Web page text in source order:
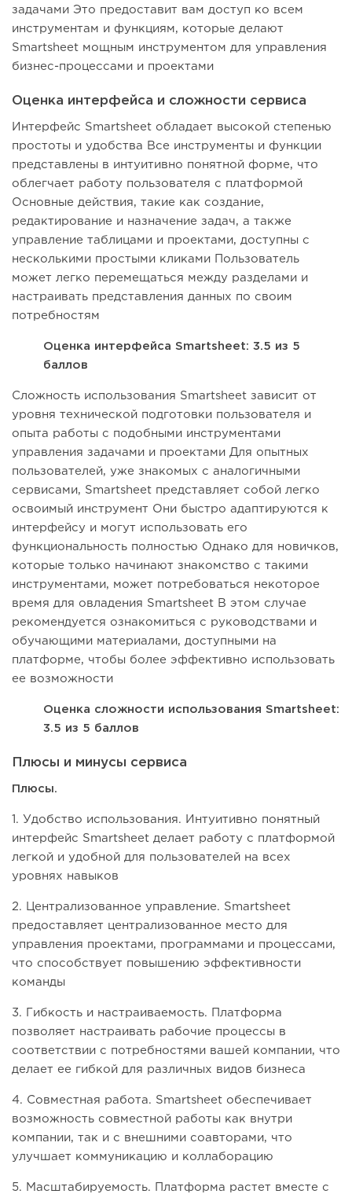
задачами Это предоставит вам доступ ко всем
инструментам и функциям, которые делают
Smartsheet мощным инструментом для управления
бизнес-процессами и проектами
Оценка интерфейса и сложности сервиса
Интерфейс Smartsheet обладает высокой степенью
простоты и удобства Все инструменты и функции
представлены в интуитивно понятной форме, что
облегчает работу пользователя с платформой
Основные действия, такие как создание,
редактирование и назначение задач, а также
управление таблицами и проектами, доступны с
несколькими простыми кликами Пользователь
может легко перемещаться между разделами и
настраивать представления данных по своим
потребностям
Оценка интерфейса Smartsheet: 3.5 из 5
баллов
Сложность использования Smartsheet зависит от
уровня технической подготовки пользователя и
опыта работы с подобными инструментами
управления задачами и проектами Для опытных
пользователей, уже знакомых с аналогичными
сервисами, Smartsheet представляет собой легко
освоимый инструмент Они быстро адаптируются к
интерфейсу и могут использовать его
функциональность полностью Однако для новичков,
которые только начинают знакомство с такими
инструментами, может потребоваться некоторое
время для овладения Smartsheet В этом случае
рекомендуется ознакомиться с руководствами и
обучающими материалами, доступными на
платформе, чтобы более эффективно использовать
ее возможности
Оценка сложности использования Smartsheet:
3.5 из 5 баллов
Плюсы и минусы сервиса
Плюсы.
1. Удобство использования. Интуитивно понятный
интерфейс Smartsheet делает работу с платформой
легкой и удобной для пользователей на всех
уровнях навыков
2. Централизованное управление. Smartsheet
предоставляет централизованное место для
управления проектами, программами и процессами,
что способствует повышению эффективности
команды
3. Гибкость и настраиваемость. Платформа
позволяет настраивать рабочие процессы в
соответствии с потребностями вашей компании, что
делает ее гибкой для различных видов бизнеса
4. Совместная работа. Smartsheet обеспечивает
возможность совместной работы как внутри
компании, так и с внешними соавторами, что
улучшает коммуникацию и коллаборацию
5. Масштабируемость. Платформа растет вместе с